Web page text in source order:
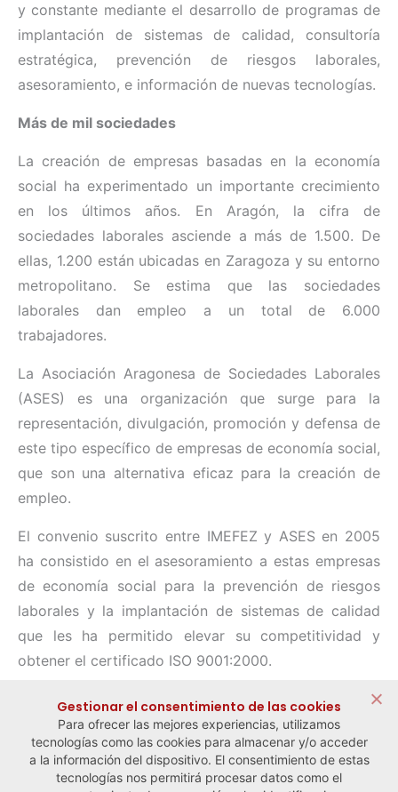
y constante mediante el desarrollo de programas de
implantación de sistemas de calidad, consultoría
estratégica, prevención de riesgos laborales,
asesoramiento, e información de nuevas tecnologías.
Más de mil sociedades
La creación de empresas basadas en la economía
social ha experimentado un importante crecimiento
en los últimos años. En Aragón, la cifra de
sociedades laborales asciende a más de 1.500. De
ellas, 1.200 están ubicadas en Zaragoza y su entorno
metropolitano. Se estima que las sociedades
laborales dan empleo a un total de 6.000
trabajadores.
La Asociación Aragonesa de Sociedades Laborales
(ASES) es una organización que surge para la
representación, divulgación, promoción y defensa de
este tipo específico de empresas de economía social,
que son una alternativa eficaz para la creación de
empleo.
El convenio suscrito entre IMEFEZ y ASES en 2005
ha consistido en el asesoramiento a estas empresas
de economía social para la prevención de riesgos
laborales y la implantación de sistemas de calidad
que les ha permitido elevar su competitividad y
obtener el certificado ISO 9001:2000.
Gestionar el consentimiento de las cookies
Para ofrecer las mejores experiencias, utilizamos
tecnologías como las cookies para almacenar y/o acceder
a la información del dispositivo. El consentimiento de estas
tecnologías nos permitirá procesar datos como el